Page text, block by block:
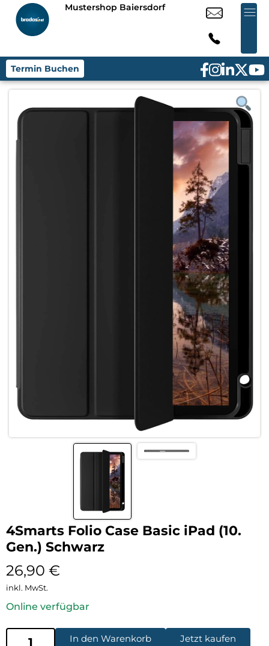
Mustershop Baiersdorf
Termin Buchen
4Smarts Folio Case Basic iPad (10.
Gen.) Schwarz
26,90 €
inkl. MwSt.
Online verfügbar
In den Warenkorb Jetzt kaufen